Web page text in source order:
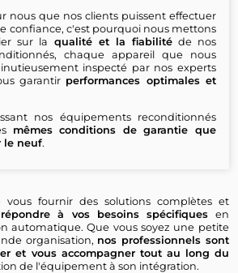
nous que nos clients puissent effectuer
confiance, c'est pourquoi nous mettons
sur la qualité et la fiabilitéde nos
chaque appareil que nous
inspecté par nos experts
garantir performances optimales et
nos équipements reconditionnés
mêmes conditions de garantie que
le neuf.
fournir des solutions complètes et
répondre à vos besoins spécifiques en
automatique. Que vous soyez une petite
organisation, nos professionnels sont
et vous accompagner tout au long du
de l'équipement à son intégration.